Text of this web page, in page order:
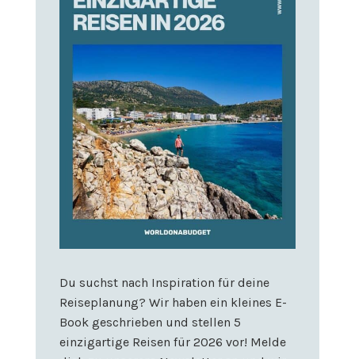
Du suchst nach Inspiration für deine
Reiseplanung? Wir haben ein kleines E-
Book geschrieben und stellen 5
einzigartige Reisen für 2026 vor! Melde